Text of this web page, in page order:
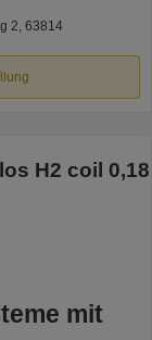
2, 63814
H2 coil 0,18
mit